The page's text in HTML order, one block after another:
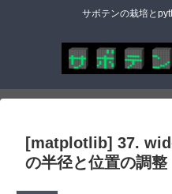
サボテンの栽培と
[matplotlib] 37.
の半径と位置の調整